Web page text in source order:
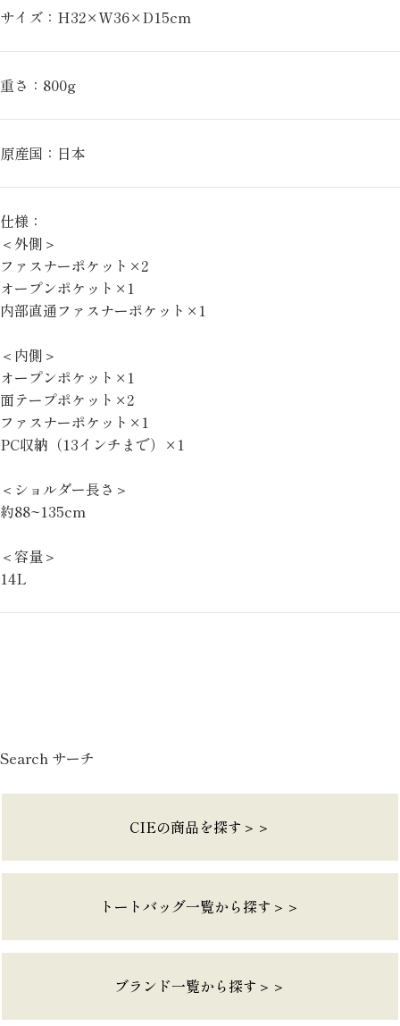
サイズ：H32×W36×D15cm
重さ：800g
原産国：日本
仕様：
＜外側＞
ファスナーポケット×2
オープンポケット×1
内部直通ファスナーポケット×1
＜内側＞
オープンポケット×1
面テープポケット×2
ファスナーポケット×1
PC収納（13インチまで）×1
＜ショルダー長さ＞
約88~135cm
＜容量＞
14L
Search サーチ
CIEの商品を探す＞＞
トートバッグ一覧から探す＞＞
ブランド一覧から探す＞＞